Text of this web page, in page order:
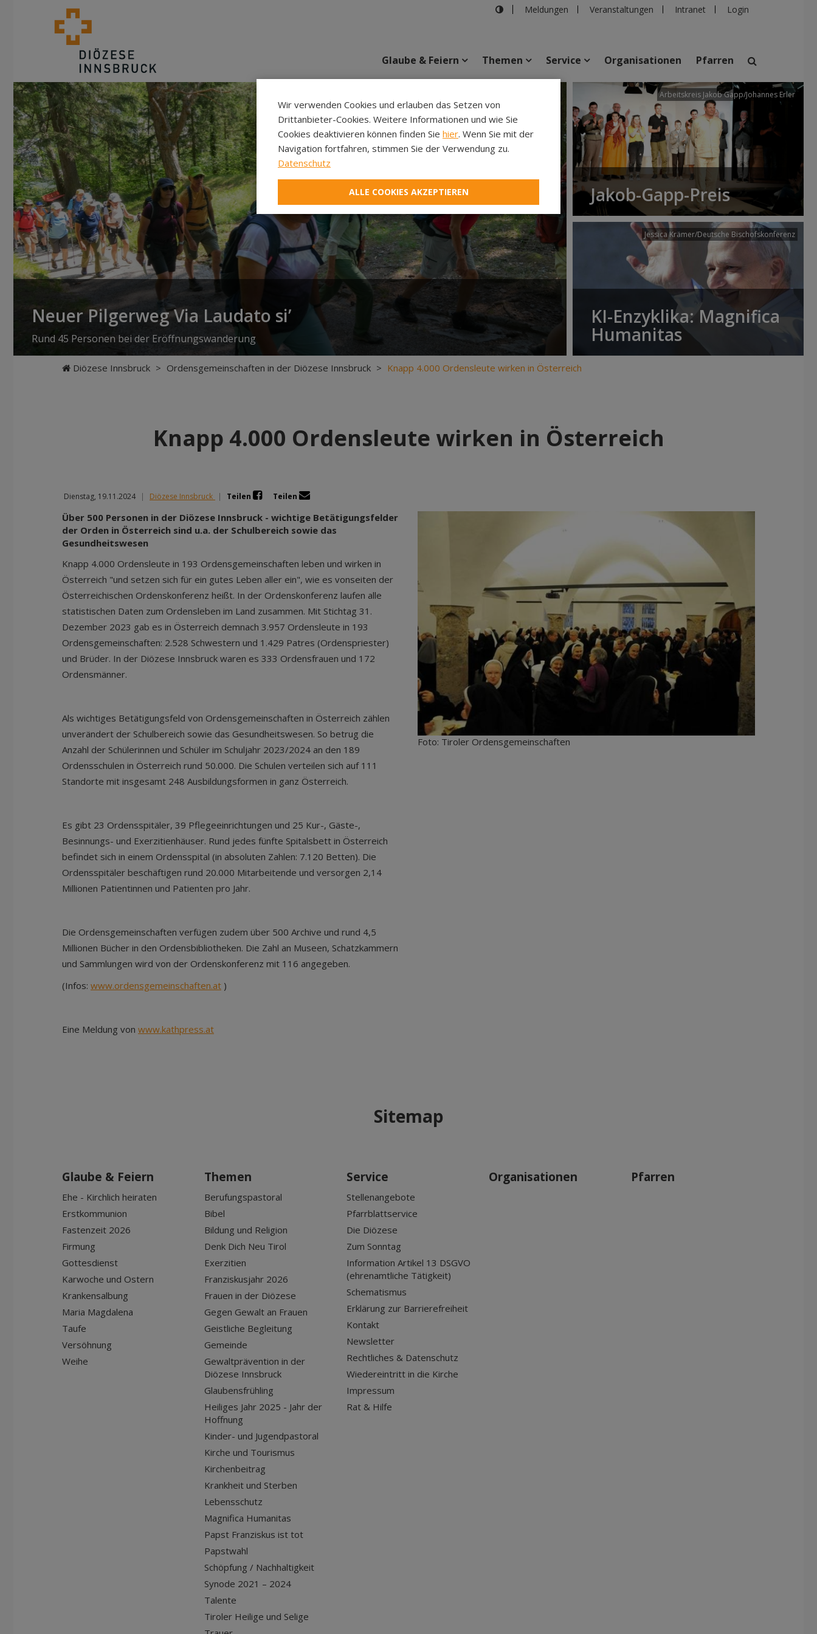
Meldungen Veranstaltungen Intranet Login
suchen
Veranstaltungen Personen Pfarren Einrichtungen
Glaube & Feiern Themen Service Organisationen Pfarren
Neuer Pilgerweg Via Laudato si’
Rund 45 Personen bei der Eröffnungswanderung
Arbeitskreis Jakob Gapp/Johannes Erler
Jakob-Gapp-Preis
Jessica Krämer/Deutsche Bischofskonferenz
KI-Enzyklika: Magnifica
Humanitas
Diözese Innsbruck > Ordensgemeinschaften in der Diözese Innsbruck > Knapp 4.000 Ordensleute wirken in Österreich
Knapp 4.000 Ordensleute wirken in Österreich
Dienstag, 19.11.2024 | Diözese Innsbruck | Teilen Teilen
Über 500 Personen in der Diözese Innsbruck - wichtige Betätigungsfelder
der Orden in Österreich sind u.a. der Schulbereich sowie das
Gesundheitswesen
Knapp 4.000 Ordensleute in 193 Ordensgemeinschaften leben und wirken in
Österreich "und setzen sich für ein gutes Leben aller ein", wie es vonseiten der
Österreichischen Ordenskonferenz heißt. In der Ordenskonferenz laufen alle
statistischen Daten zum Ordensleben im Land zusammen. Mit Stichtag 31.
Dezember 2023 gab es in Österreich demnach 3.957 Ordensleute in 193
Ordensgemeinschaften: 2.528 Schwestern und 1.429 Patres (Ordenspriester)
und Brüder. In der Diözese Innsbruck waren es 333 Ordensfrauen und 172
Ordensmänner.
Als wichtiges Betätigungsfeld von Ordensgemeinschaften in Österreich zählen
unverändert der Schulbereich sowie das Gesundheitswesen. So betrug die
Anzahl der Schülerinnen und Schüler im Schuljahr 2023/2024 an den 189
Ordensschulen in Österreich rund 50.000. Die Schulen verteilen sich auf 111
Standorte mit insgesamt 248 Ausbildungsformen in ganz Österreich.
Es gibt 23 Ordensspitäler, 39 Pflegeeinrichtungen und 25 Kur-, Gäste-,
Besinnungs- und Exerzitienhäuser. Rund jedes fünfte Spitalsbett in Österreich
befindet sich in einem Ordensspital (in absoluten Zahlen: 7.120 Betten). Die
Ordensspitäler beschäftigen rund 20.000 Mitarbeitende und versorgen 2,14
Millionen Patientinnen und Patienten pro Jahr.
Die Ordensgemeinschaften verfügen zudem über 500 Archive und rund 4,5
Millionen Bücher in den Ordensbibliotheken. Die Zahl an Museen, Schatzkammern
und Sammlungen wird von der Ordenskonferenz mit 116 angegeben.
(Infos: www.ordensgemeinschaften.at )
Eine Meldung von www.kathpress.at
Foto: Tiroler Ordensgemeinschaften
Sitemap
Glaube & Feiern
Ehe - Kirchlich heiraten
Erstkommunion
Fastenzeit 2026
Firmung
Gottesdienst
Karwoche und Ostern
Krankensalbung
Maria Magdalena
Taufe
Versöhnung
Weihe
Themen
Berufungspastoral
Bibel
Bildung und Religion
Denk Dich Neu Tirol
Exerzitien
Franziskusjahr 2026
Frauen in der Diözese
Gegen Gewalt an Frauen
Geistliche Begleitung
Gemeinde
Gewaltprävention in der
Diözese Innsbruck
Glaubensfrühling
Heiliges Jahr 2025 - Jahr der
Hoffnung
Kinder- und Jugendpastoral
Kirche und Tourismus
Kirchenbeitrag
Krankheit und Sterben
Lebensschutz
Magnifica Humanitas
Papst Franziskus ist tot
Papstwahl
Schöpfung / Nachhaltigkeit
Synode 2021 – 2024
Talente
Tiroler Heilige und Selige
Service
Stellenangebote
Pfarrblattservice
Die Diözese
Zum Sonntag
Information Artikel 13 DSGVO
(ehrenamtliche Tätigkeit)
Schematismus
Erklärung zur Barrierefreiheit
Kontakt
Newsletter
Rechtliches & Datenschutz
Wiedereintritt in die Kirche
Impressum
Rat & Hilfe
Organisationen Pfarren
Wir verwenden Cookies und erlauben das Setzen von
Drittanbieter-Cookies. Weitere Informationen und wie Sie
Cookies deaktivieren können finden Sie hier. Wenn Sie mit der
Navigation fortfahren, stimmen Sie der Verwendung zu.
Datenschutz
ALLE COOKIES AKZEPTIEREN